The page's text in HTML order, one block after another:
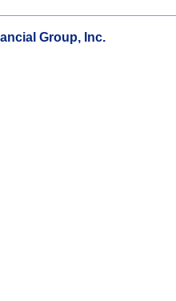
Group, Inc.